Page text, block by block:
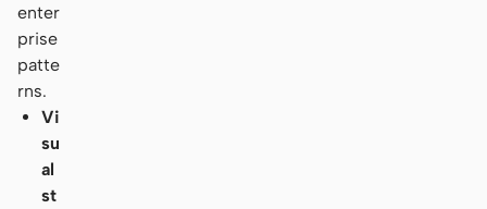
enter
prise
patte
rns.
Vi
su
al
st